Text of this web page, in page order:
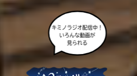
キミノラジオ配信中！
いろんな動画が
見られる
度
み